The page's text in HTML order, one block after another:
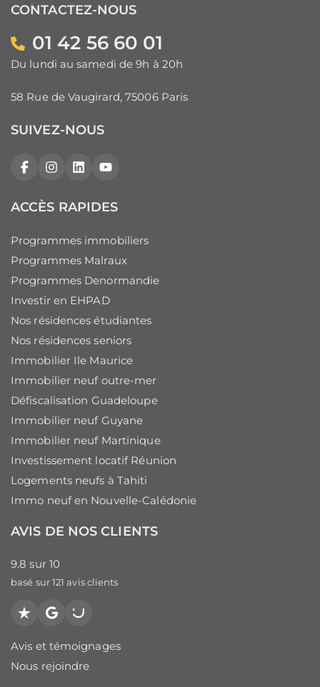
CONTACTEZ-NOUS
01 42 56 60 01
Du lundi au samedi de 9h à 20h
58 Rue de Vaugirard, 75006 Paris
SUIVEZ-NOUS
FacebookInstagram
LinkedInYouTube
ACCÈS RAPIDES
Programmes immobiliers
Programmes Malraux
Programmes Denormandie
Investir en EHPAD
Nos résidences étudiantes
Nos résidences seniors
Immobilier Ile Maurice
Immobilier neuf outre-mer
Défiscalisation Guadeloupe
Immobilier neuf Guyane
Immobilier neuf Martinique
Investissement locatif Réunion
Logements neufs à Tahiti
Immo neuf en Nouvelle-Calédonie
AVIS DE NOS CLIENTS
9.8 sur 10
basé sur 121 avis clients
Trustpilot
GooglePagesJaunes
Avis et témoignages
Nous rejoindre